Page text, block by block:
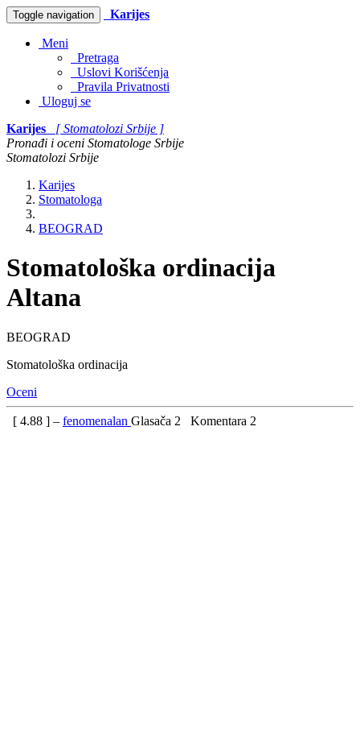
Toggle navigation Karijes
Meni
Pretraga
Uslovi Korišćenja
Pravila Privatnosti
Uloguj se
Karijes
[ Stomatolozi Srbije ]
Pronađi i oceni Stomatologe Srbije
Stomatolozi Srbije
Karijes
Stomatologa
BEOGRAD
Stomatološka ordinacija
Altana
BEOGRAD
Stomatološka ordinacija
Oceni
[ 4.88 ] – fenomenalan Glasača 2 Komentara 2